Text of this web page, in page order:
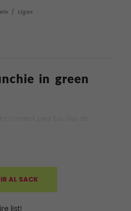
/ Ligas
in green
tornasol para tus días de
AL SACK
list!